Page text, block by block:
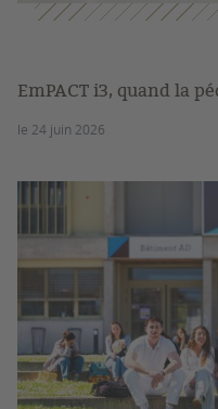
EmPACT i3, quand la
le 24 juin 2026